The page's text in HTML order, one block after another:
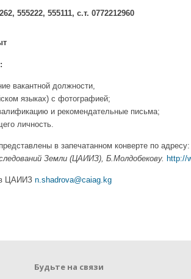
555222, 555111, с.т. 0772212960
вакантной должности,
языках) с фотографией;
и рекомендательные письма;
личность.
в запечатанном конверте по адресу:
Земли (ЦАИИЗ), Б.Молдобекову. http://
ЦАИИЗ n.shadrova@caiag.kg
Будьте на связи